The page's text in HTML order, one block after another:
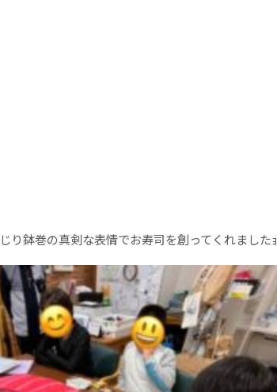
り鉢巻の真剣な表情でお寿司を創ってくれましたｮ